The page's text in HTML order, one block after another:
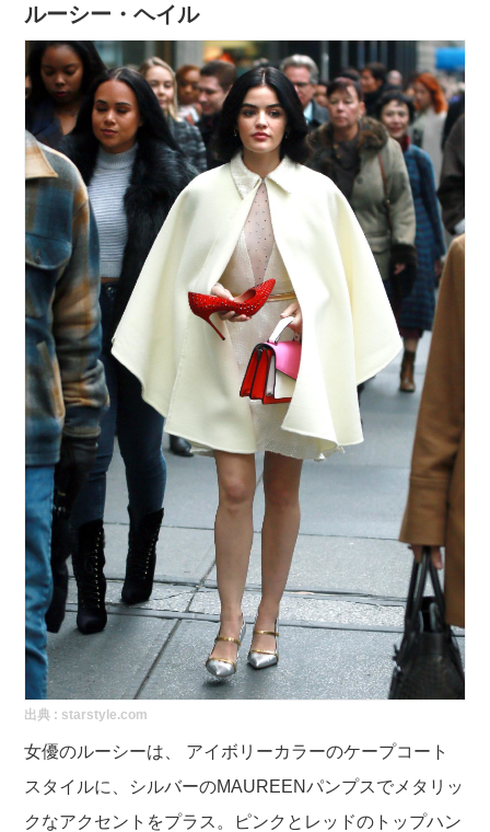
ルーシー・ヘイル
出典 : starstyle.com
女優のルーシーは、 アイボリーカラーのケープコート
スタイルに、シルバーのMAUREENパンプスでメタリッ
クなアクセントをプラス。ピンクとレッドのトップハン